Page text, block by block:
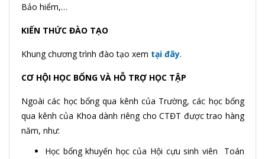
Bảo hiểm,…
KIẾN THỨC ĐÀO TẠO
Khung chương trình đào tạo xem tại đây.
CƠ HỘI HỌC BỔNG VÀ HỖ TRỢ HỌC TẬP
Ngoài các học bổng qua kênh của Trường, các học bổng
qua kênh của Khoa dành riêng cho CTĐT được trao hàng
năm, như:
Học bổng khuyến học của Hội cựu sinh viên Toán